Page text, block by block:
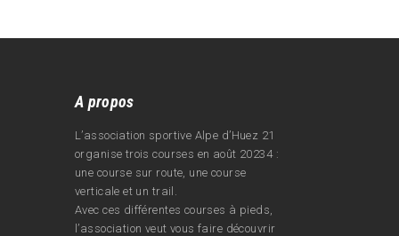
A propos
L’association sportive Alpe d’Huez 21
organise trois courses en août 20234 :
une course sur route, une course
verticale et un trail.
Avec ces différentes courses à pieds,
l’association veut vous faire découvrir